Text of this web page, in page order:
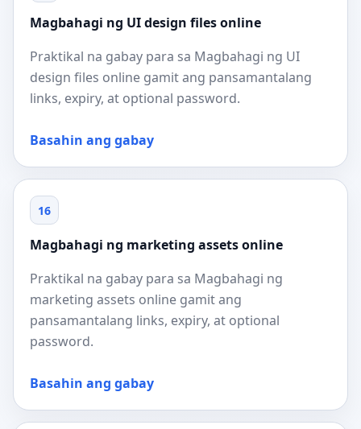
Magbahagi ng UI design files online
Praktikal na gabay para sa Magbahagi ng UI
design files online gamit ang pansamantalang
links, expiry, at optional password.
Basahin ang gabay
16
Magbahagi ng marketing assets online
Praktikal na gabay para sa Magbahagi ng
marketing assets online gamit ang
pansamantalang links, expiry, at optional
password.
Basahin ang gabay